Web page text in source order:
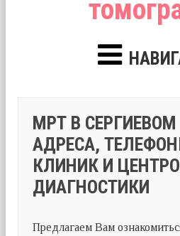
МРТ В
АДРЕСА,
КЛИНИК И
ДИАГНОСТИКИ
Предлагаем Вам